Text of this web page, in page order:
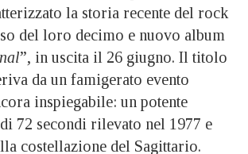
la storia recente del rock
del loro decimo e nuovo album
”, in uscita il 26 giugno. Il titolo
da un famigerato evento
inspiegabile: un potente
72 secondi rilevato nel 1977 e
costellazione del Sagittario.